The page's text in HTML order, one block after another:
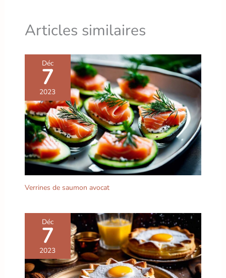
Articles similaires
Déc
7
2023
Verrines de saumon avocat
Déc
7
2023